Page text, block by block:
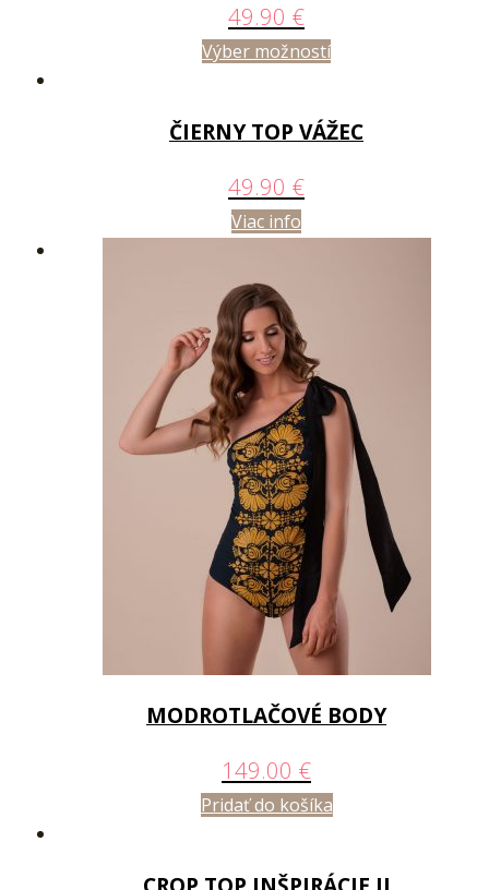
49.90 €
Výber možností
ČIERNY TOP VÁŽEC
49.90 €
Viac info
MODROTLAČOVÉ BODY
149.00 €
Pridať do košíka